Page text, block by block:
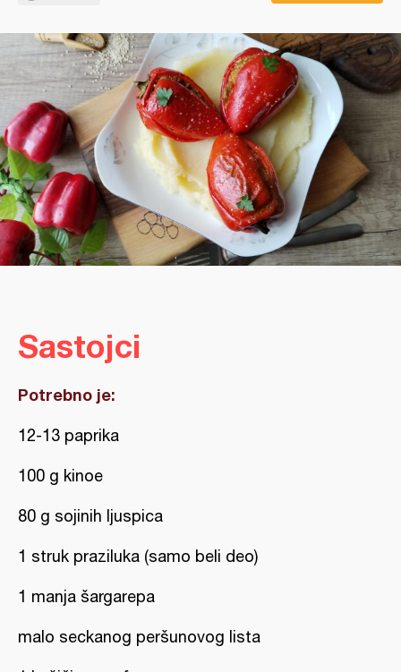
Sastojci
Potrebno je:
12-13 paprika
100 g kinoe
80 g sojinih ljuspica
1 struk praziluka (samo beli deo)
1 manja šargarepa
malo seckanog peršunovog lista